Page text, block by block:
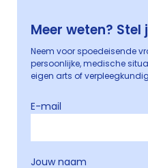
Meer weten? Stel
Neem voor spoedeisende
persoonlijke, medische
eigen arts of
E-mail
Jouw naam